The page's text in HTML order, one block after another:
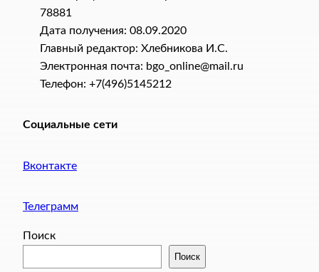
78881
Дата получения: 08.09.2020
Главный редактор: Хлебникова И.C.
Электронная почта: bgo_online@mail.ru
Телефон: +7(496)5145212
Социальные сети
Вконтакте
Телеграмм
Поиск
Поиск